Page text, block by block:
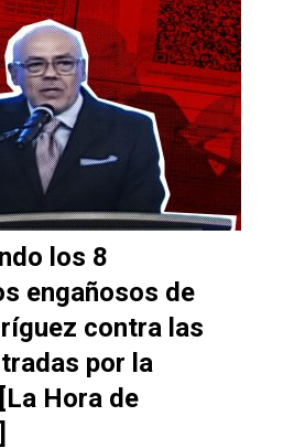
los 8
engañosos de
contra las
por la
Hora de